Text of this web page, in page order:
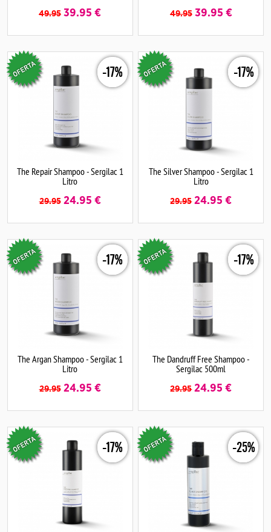
49.95 39.95 € 49.95 39.95 €
-17%
The Repair Shampoo - Sergilac 1
Litro
29.95 24.95 €
-17%
The Silver Shampoo - Sergilac 1
Litro
29.95 24.95 €
-17%
The Argan Shampoo - Sergilac 1
Litro
29.95 24.95 €
-17%
The Dandruff Free Shampoo -
Sergilac 500ml
29.95 24.95 €
-17% -25%